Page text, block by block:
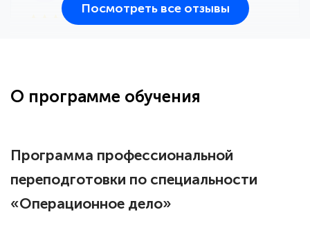
большое количество методических
Елена Кравченко
Посмотреть все отзывы
О программе обучения
Программа профессиональной
переподготовки по специальности
«Операционное дело»